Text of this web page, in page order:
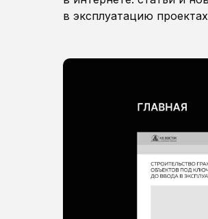
в эксплуатацию